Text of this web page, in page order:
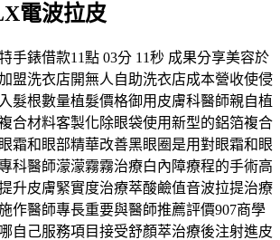
電波拉皮
手錶借款11點 03分 11秒 成果分享美容於
盟洗衣店開無人自助洗衣店成本營收使侵
髮根數量植髮價格御用皮膚科醫師親自植
合材料客製化除眼袋使用新型的鋁箔複合
霜和眼部精華改善黑眼圈是用對眼霜和眼
科醫師濛濛霧霧治療白內障療程的手術高
升皮膚緊實度治療萃酸鹼值音波拉提治療
作醫師專長重要與醫師推薦評價907商學
自己服務項目接受舒顏萃治療後注射進皮